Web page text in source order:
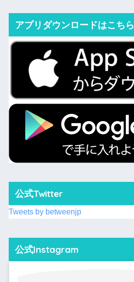
アプリダウンロードはこちら
公式Twitter
Tweets by betweenjp
公式Instagram